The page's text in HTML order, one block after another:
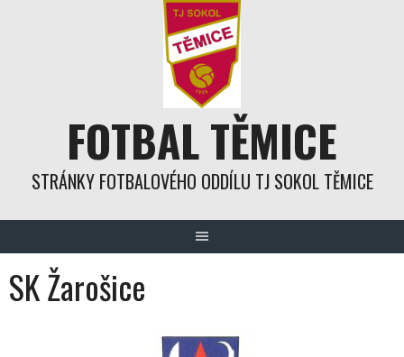
FOTBAL TĚMICE
STRÁNKY FOTBALOVÉHO ODDÍLU TJ SOKOL TĚMICE
SK Žarošice